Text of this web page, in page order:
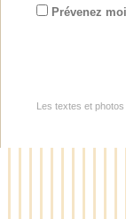
Prévenez
Les textes et